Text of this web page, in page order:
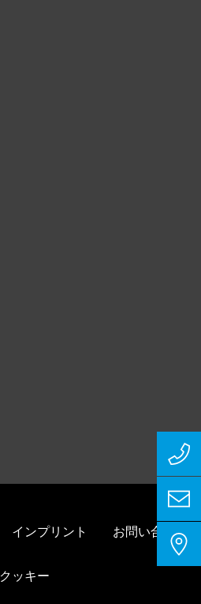
インプリント お問い合わせ
クッキー